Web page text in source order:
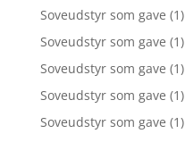
Soveudstyr som gave (1)
Soveudstyr som gave (1)
Soveudstyr som gave (1)
Soveudstyr som gave (1)
Soveudstyr som gave (1)